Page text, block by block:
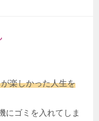
楽しかった人生を
にゴミを入れてしま